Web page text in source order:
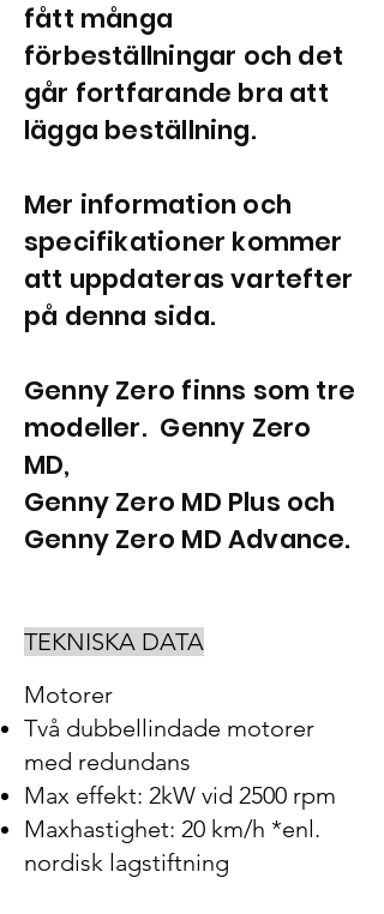
fått många
förbeställningar och det
går fortfarande bra att
lägga beställning.
Mer information och
specifikationer kommer
att uppdateras vartefter
på denna sida.
Genny Zero finns som tre
modeller. Genny Zero
MD,
Genny Zero MD Plus och
Genny Zero MD Advance.
TEKNISKA DATA
Motorer
Två dubbellindade motorer
med redundans
Max effekt: 2kW vid 2500 rpm
Maxhastighet: 20 km/h *enl.
nordisk lagstiftning